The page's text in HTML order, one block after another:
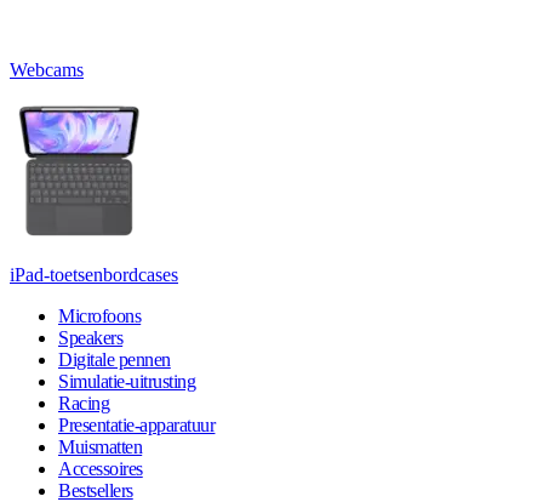
Webcams
iPad-toetsenbordcases
Microfoons
Speakers
Digitale pennen
Simulatie-uitrusting
Racing
Presentatie-apparatuur
Muismatten
Accessoires
Bestsellers